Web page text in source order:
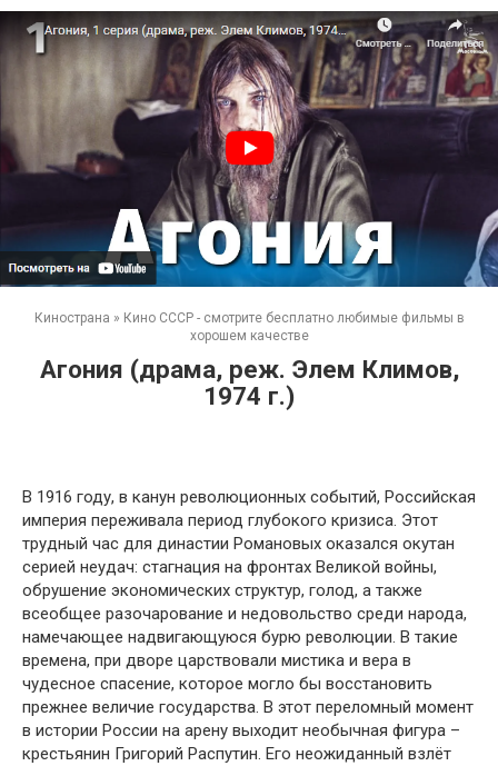
Кинострана » Кино СССР - смотрите бесплатно любимые фильмы в
хорошем качестве
Агония (драма, реж. Элем Климов,
1974 г.)
В 1916 году, в канун революционных событий, Российская
империя переживала период глубокого кризиса. Этот
трудный час для династии Романовых оказался окутан
серией неудач: стагнация на фронтах Великой войны,
обрушение экономических структур, голод, а также
всеобщее разочарование и недовольство среди народа,
намечающее надвигающуюся бурю революции. В такие
времена, при дворе царствовали мистика и вера в
чудесное спасение, которое могло бы восстановить
прежнее величие государства. В этот переломный момент
в истории России на арену выходит необычная фигура –
крестьянин Григорий Распутин. Его неожиданный взлёт